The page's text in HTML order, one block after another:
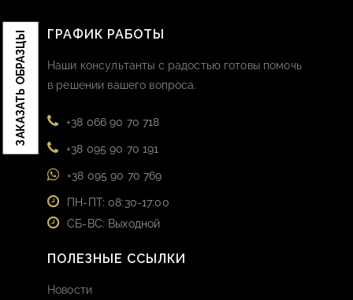
ЗАКАЗАТЬ ОБРАЗЦЫ ГРАФИК РАБОТЫ
Наши консультанты с радостью готовы помочь
в решении вашего вопроса.
+38 066 90 70 718
+38 095 90 70 191
+38 095 90 70 769
ПН-ПТ: 08:30-17:00
СБ-ВС: Выходной
ПОЛЕЗНЫЕ ССЫЛКИ
Новости